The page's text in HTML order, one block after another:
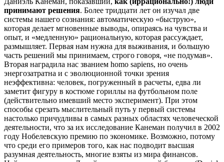
принимают решения. Более тридцати лет он изучал две
системы нашего сознания: автоматическую «быструю»,
которая делает мгновенные выводы, опираясь на чувства и
опыт, и «медленную» рациональную, которая рассуждает,
размышляет. Первая нам нужна для выживания, и большую
часть решений мы принимаем, строго говоря, «не подумав».
Вторая наградила нас званием homo sapiens, но очень
энергозатратна и с эволюционной точки зрения
неэффективна: человек, погруженный в расчеты, едва ли
заметит фигуру в костюме гориллы на футбольном поле
(действительно имевший место эксперимент). При этом
способы срезать мыслительный путь у первый системы
настолько причудливы в самых разных областях человеческой
деятельности, что за их исследование Канеман получил в 2002
году Нобелевскую премию по экономике. Возможно, потому
что среди его примеров того, как нас подводит высшая
разумная деятельность, многие взяты из мира финансов.